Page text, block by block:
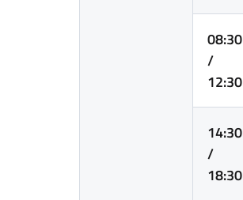
08:30
/
12:30
14:30
/
18:30